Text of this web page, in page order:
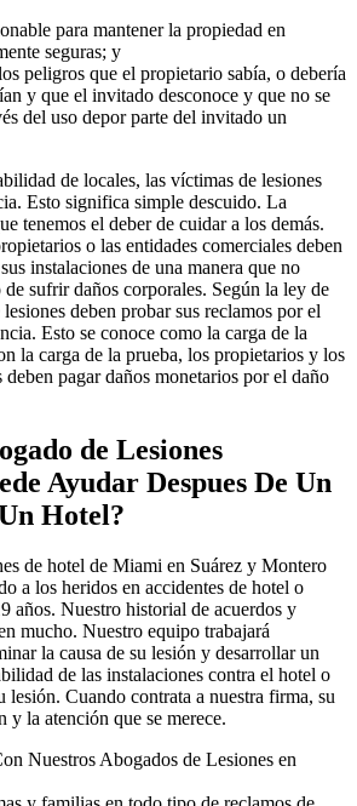
para mantener la propiedad en
seguras; y
peligros que el propietario sabía, o debería
y que el invitado desconoce y que no se
del uso depor parte del invitado un
de locales, las víctimas de lesiones
Esto significa simple descuido. La
tenemos el deber de cuidar a los demás.
o las entidades comerciales deben
instalaciones de una manera que no
sufrir daños corporales. Según la ley de
deben probar sus reclamos por el
Esto se conoce como la carga de la
la carga de la prueba, los propietarios y los
deben pagar daños monetarios por el daño
de Lesiones
Ayudar Despues De Un
Hotel?
de hotel de Miami en Suárez y Montero
a los heridos en accidentes de hotel o
años. Nuestro historial de acuerdos y
mucho. Nuestro equipo trabajará
la causa de su lesión y desarrollar un
de las instalaciones contra el hotel o
lesión. Cuando contrata a nuestra firma, su
y la atención que se merece.
Nuestros Abogados de Lesiones en